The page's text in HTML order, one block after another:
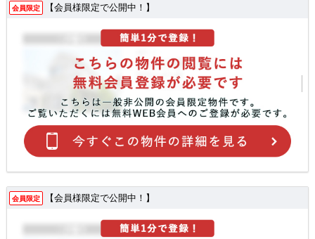
会員限定 【会員様限定で公開中！】
会員限定 【会員様限定で公開中！】